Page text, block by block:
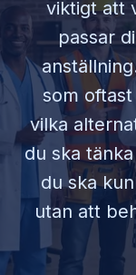
viktigt att
passar
som
vilka
du ska
du ska
utan att